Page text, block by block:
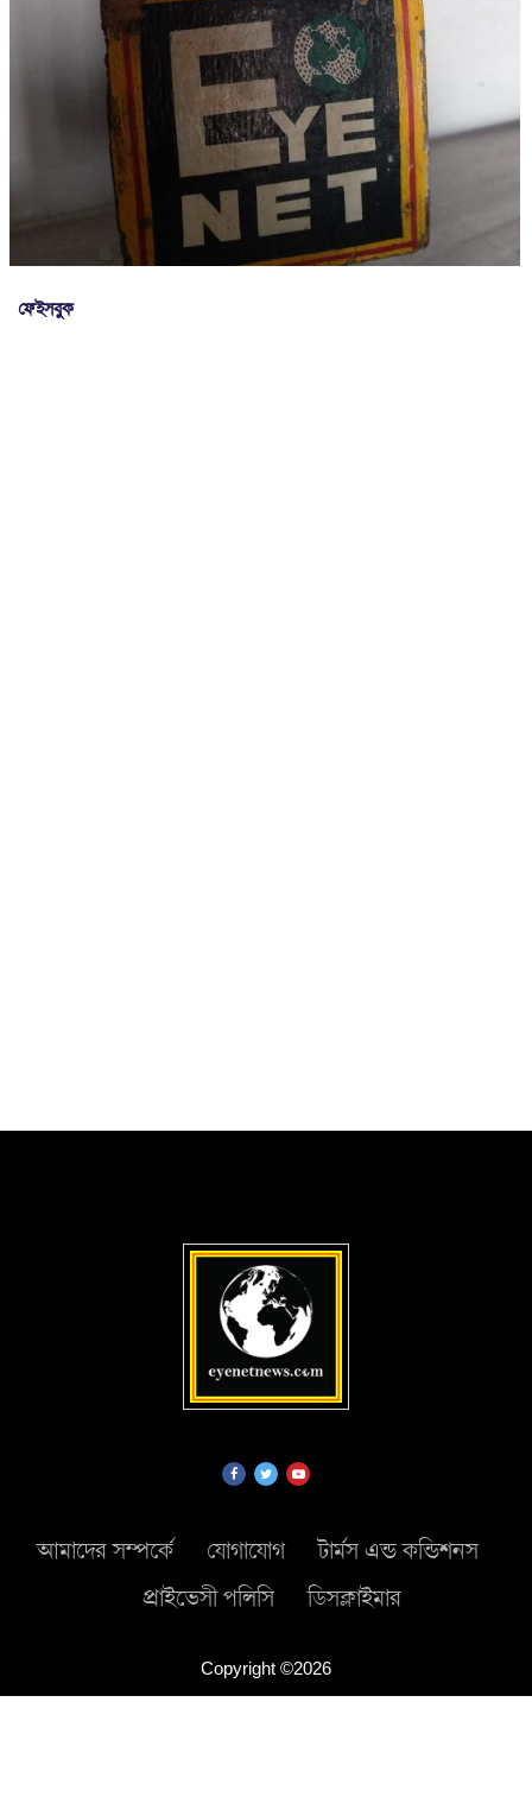
ফেইসবুক
আমাদের সম্পর্কে যোগাযোগ
টার্মস এন্ড কন্ডিশনস
প্রাইভেসী পলিসি
ডিসক্লাইমার
Copyright ©2026